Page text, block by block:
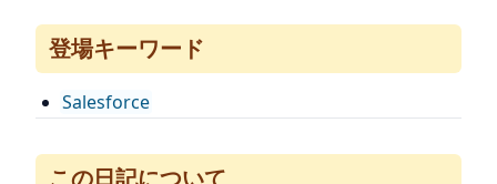
登場キーワード
Salesforce
この日記について